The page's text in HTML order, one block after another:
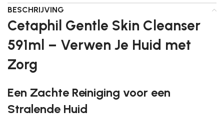
BESCHRIJVING
Cetaphil Gentle Skin Cleanser
591ml – Verwen Je Huid met
Zorg
Een Zachte Reiniging voor een
Stralende Huid